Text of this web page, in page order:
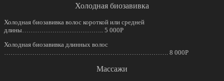
Холодная биозавивка
Холодная биозавивка волос короткой или средней
длины……………………………….. 5 000Р
Холодная биозавивка длинных волос
…………………………………………………………………. 8 000Р
Массажи